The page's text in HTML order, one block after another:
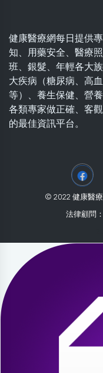
健康醫療網每日提供
知、用藥安全、醫療
班、銀髮、年輕各大
大疾病（糖尿病、高
等）、養生保健、營
各類專家做正確、客
的最佳資訊平台。
© 2022 健康醫
法律顧問